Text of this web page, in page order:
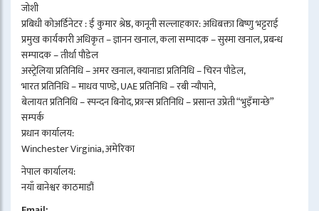
जोशी
प्रबिधी कोअर्डिनेटर : ई कुमार श्रेष्ठ, कानूनी सल्लाहकार: अधिबक्ता बिष्णु भट्टराई
प्रमुख कार्यकारी अधिकृत – ज्ञानन खनाल, कला सम्पादक – सुस्मा खनाल, प्रबन्ध
सम्पादक – तीर्था पौडेल
अस्ट्रेलिया प्रतिनिधि – अमर खनाल, क्यानाडा प्रतिनिधि – चिरन पौडेल,
भारत प्रतिनिधि – माधव पाण्डे, UAE प्रतिनिधि – रबी न्यौपाने,
बेलायत प्रतिनिधि – स्पन्दन बिनोद, फ्रान्स प्रतिनिधि – प्रसान्त उप्रेती “भुइँमान्छे”
सम्पर्क
प्रधान कार्यालय:
Winchester Virginia, अमेरिका
नेपाल कार्यालय:
नयाँ बानेश्वर काठमाडौं